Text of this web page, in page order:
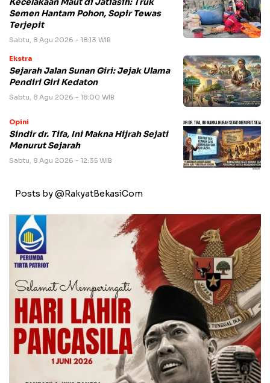
Semen Hantam Pohon, Sopir Tewas
Terjepit
Sabtu, 8 Agu 2026 - 18:13 WIB
Ekstra
Sejarah Jalan Sunan Giri: Jejak Ulama
Pendiri Giri Kedaton
Sabtu, 8 Agu 2026 - 18:00 WIB
Opini
Sindir dr. Tifa, Ini Makna Hijrah Sejati
Menurut Sejarah
Sabtu, 8 Agu 2026 - 12:35 WIB
Posts by @RakyatBekasiCom